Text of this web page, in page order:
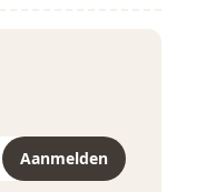
Aanmelden